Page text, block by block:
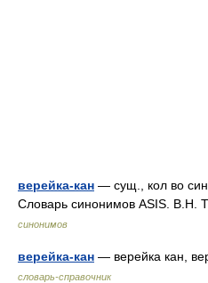
верейка-кан — сущ., кол во
Словарь синонимов ASIS.
синонимов
верейка-кан — верейка кан,
словарь-справочник